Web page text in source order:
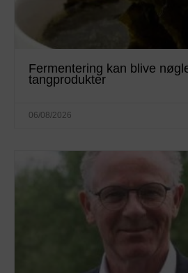
Fermentering kan blive
tangprodukter
06/08/2026